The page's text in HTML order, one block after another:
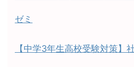
ゼミ
【中学3年生高校受験対策】